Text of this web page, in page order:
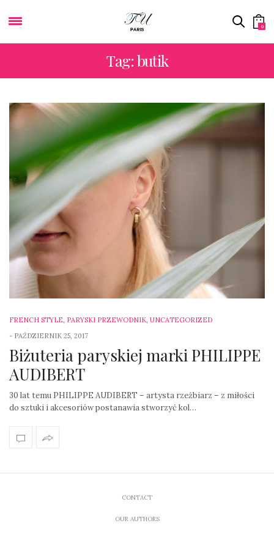
0
Tag: butik
FRENCH STYLE, PARYSKI PRZEWODNIK, UNCATEGORIZED
- PAŹDZIERNIK 25, 2017
Biżuteria paryskiej marki PHILIPPE
AUDIBERT
30 lat temu PHILIPPE AUDIBERT – artysta rzeźbiarz – z miłości
do sztuki i akcesoriów postanawia stworzyć kol…
CONTACT
OUR AUTHORS